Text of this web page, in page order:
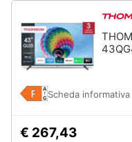
Scheda informativa
€ 267,43